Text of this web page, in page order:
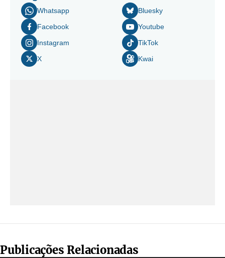
Whatsapp
Facebook
Instagram
X
Bluesky
Youtube
TikTok
Kwai
Publicações Relacionadas